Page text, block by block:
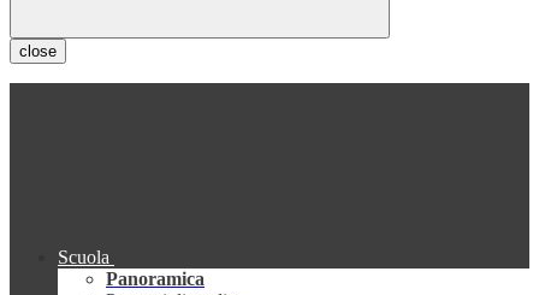
close
Scuola
Panoramica